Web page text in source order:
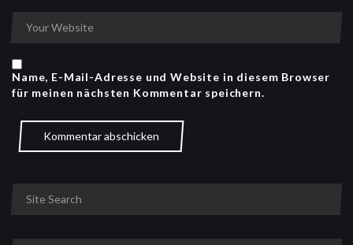
Name, E-Mail-Adresse und Website in diesem Browser
für meinen nächsten Kommentar speichern.
Kommentar abschicken